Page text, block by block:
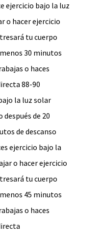
ejercicio bajo la luz
o hacer ejercicio
tu cuerpo
30 minutos
o haces
88-90
la luz solar
de 20
de descanso
ejercicio bajo la
o hacer ejercicio
tu cuerpo
45 minutos
o haces